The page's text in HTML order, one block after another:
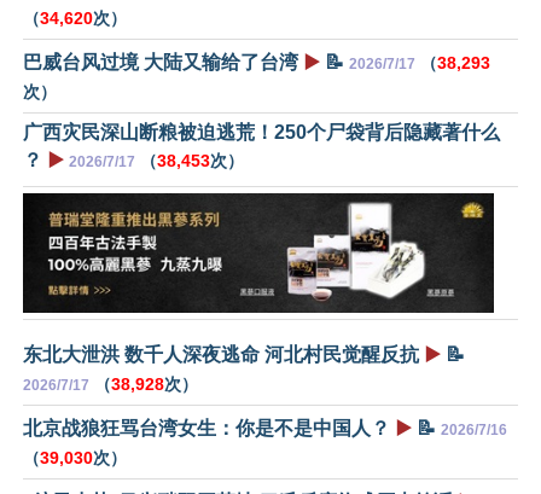
（34,620次）
巴威台风过境 大陆又输给了台湾 ▶️ 📝 2026/7/17 （38,293
次）
广西灾民深山断粮被迫逃荒！250个尸袋背后隐藏著什么
？
▶️ 2026/7/17 （38,453次）
东北大泄洪 数千人深夜逃命 河北村民觉醒反抗 ▶️ 📝
2026/7/17 （38,928次）
北京战狼狂骂台湾女生：你是不是中国人？ ▶️ 📝 2026/7/16
（39,030次）